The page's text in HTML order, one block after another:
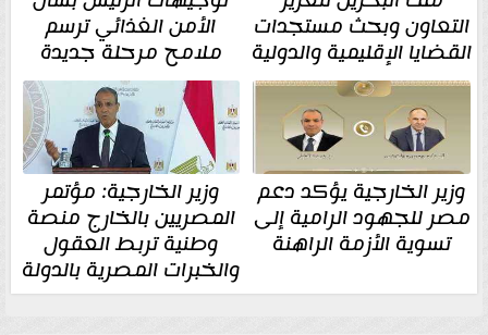
التعاون وبحث مستجدات
القضايا الإقليمية والدولية
الأمن الغذائي ترسم
ملامح مرحلة جديدة
وزير الخارجية يؤكد دعم
مصر للجهود الرامية إلى
تسوية الأزمة الراهنة
وزير الخارجية: مؤتمر
المصريين بالخارج منصة
وطنية تربط العقول
والخبرات المصرية بالدولة